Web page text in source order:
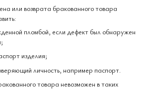
или возврата бракованного товара
пломбой, если дефект был обнаружен
изделия;
личность, например паспорт.
товара невозможен в таких